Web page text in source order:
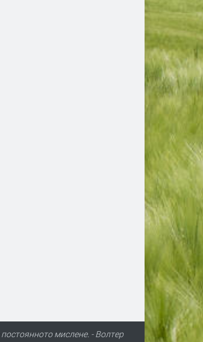
мислене. - Волтер